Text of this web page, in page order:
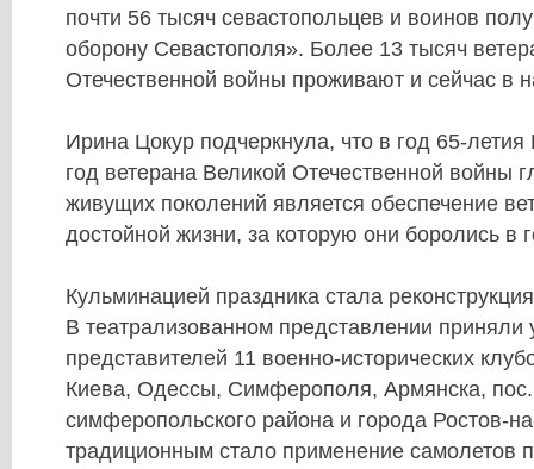
почти 56 тысяч севастопольцев и воинов
оборону Севастополя». Более 13 тысяч
Отечественной войны проживают и сейчас в
Ирина Цокур подчеркнула, что в год 65-
год ветерана Великой Отечественной войны
живущих поколений является обеспечение
достойной жизни, за которую они боролись в
Кульминацией праздника стала
В театрализованном представлении приняли
представителей 11 военно-исторических
Киева, Одессы, Симферополя, Армянска, пос.
симферопольского района и города Ростов-
традиционным стало применение самолетов